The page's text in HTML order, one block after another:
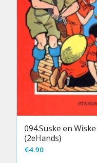
094.Suske en
(2eHands)
€4.90